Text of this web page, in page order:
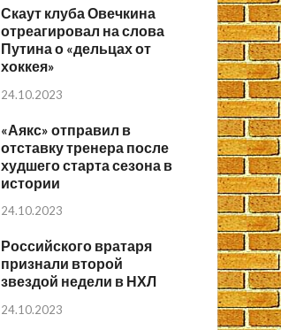
Скаут клуба Овечкина
отреагировал на слова
Путина о «дельцах от
хоккея»
24.10.2023
«Аякс» отправил в
отставку тренера после
худшего старта сезона в
истории
24.10.2023
Российского вратаря
признали второй
звездой недели в НХЛ
24.10.2023